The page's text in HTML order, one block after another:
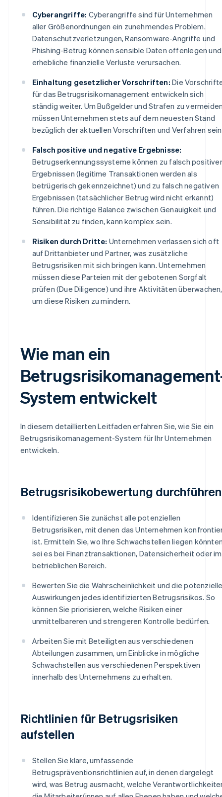
Cyberangriffe: Cyberangriffe sind für Unternehmen
aller Größenordnungen ein zunehmendes Problem.
Datenschutzverletzungen, Ransomware-Angriffe und
Phishing-Betrug können sensible Daten offenlegen und
erhebliche finanzielle Verluste verursachen.
Einhaltung gesetzlicher Vorschriften: Die
für das Betrugsrisikomanagement entwickeln sich
ständig weiter. Um Bußgelder und Strafen zu
müssen Unternehmen stets auf dem neuesten Stand
bezüglich der aktuellen Vorschriften und Verfahren
Falsch positive und negative Ergebnisse:
Betrugserkennungssysteme können zu falsch
Ergebnissen (legitime Transaktionen werden als
betrügerisch gekennzeichnet) und zu falsch negativen
Ergebnissen (tatsächlicher Betrug wird nicht erkannt)
führen. Die richtige Balance zwischen Genauigkeit und
Sensibilität zu finden, kann komplex sein.
Risiken durch Dritte: Unternehmen verlassen sich oft
auf Drittanbieter und Partner, was zusätzliche
Betrugsrisiken mit sich bringen kann. Unternehmen
müssen diese Parteien mit der gebotenen Sorgfalt
prüfen (Due Diligence) und ihre Aktivitäten überwachen,
um diese Risiken zu mindern.
Wie man ein
System entwickelt
In diesem detaillierten Leitfaden erfahren Sie, wie Sie ein
Betrugsrisikomanagement-System für Ihr Unternehmen
entwickeln.
Betrugsrisikobewertung durchführen
Identifizieren Sie zunächst alle potenziellen
Betrugsrisiken, mit denen das Unternehmen
ist. Ermitteln Sie, wo Ihre Schwachstellen liegen
sei es bei Finanztransaktionen, Datensicherheit oder im
betrieblichen Bereich.
Bewerten Sie die Wahrscheinlichkeit und die
Auswirkungen jedes identifizierten Betrugsrisikos. So
können Sie priorisieren, welche Risiken einer
unmittelbareren und strengeren Kontrolle bedürfen.
Arbeiten Sie mit Beteiligten aus verschiedenen
Abteilungen zusammen, um Einblicke in mögliche
Schwachstellen aus verschiedenen Perspektiven
innerhalb des Unternehmens zu erhalten.
Richtlinien für Betrugsrisiken
aufstellen
Stellen Sie klare, umfassende
Betrugspräventionsrichtlinien auf, in denen dargelegt
wird, was Betrug ausmacht, welche